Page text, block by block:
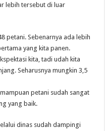
lebih tersebut di luar
petani. Sebenarnya ada lebih
yang kita panen.
kita, tadi udah kita
Seharusnya mungkin 3,5
petani sudah sangat
yang baik.
dinas sudah dampingi